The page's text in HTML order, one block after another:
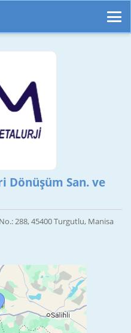
Dönüşüm San. ve
288, 45400 Turgutlu, Manisa